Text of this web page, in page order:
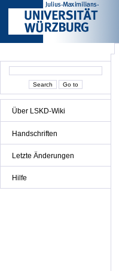
Über LSKD-Wiki
Handschriften
Letzte Änderungen
Hilfe